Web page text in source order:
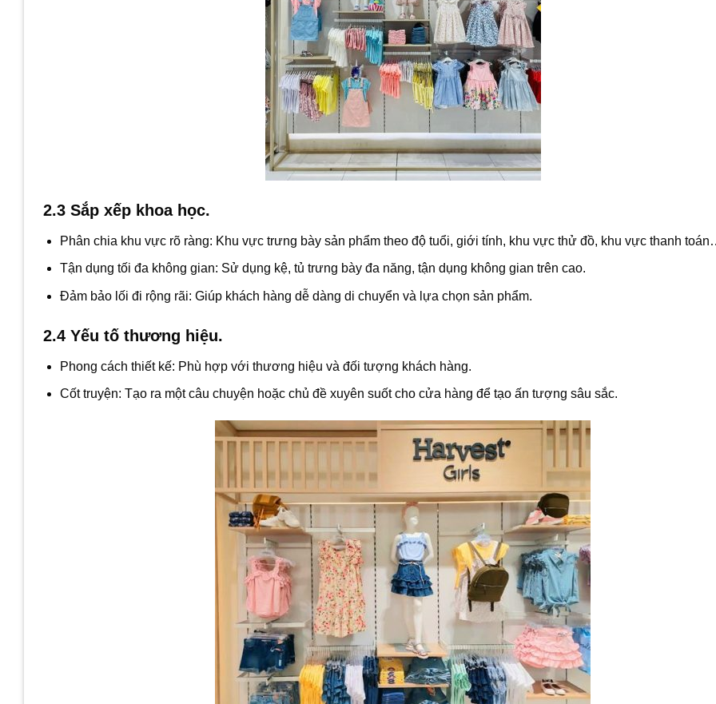
2.3 Sắp xếp khoa học.
Phân chia khu vực rõ ràng: Khu vực trưng bày sản phẩm theo độ tuổi, giới tính, khu vực thử đồ, khu vực thanh
Tận dụng tối đa không gian: Sử dụng kệ, tủ trưng bày đa năng, tận dụng không gian trên cao.
Đảm bảo lối đi rộng rãi: Giúp khách hàng dễ dàng di chuyển và lựa chọn sản phẩm.
2.4 Yếu tố thương hiệu.
Phong cách thiết kế: Phù hợp với thương hiệu và đối tượng khách hàng.
Cốt truyện: Tạo ra một câu chuyện hoặc chủ đề xuyên suốt cho cửa hàng để tạo ấn tượng sâu sắc.